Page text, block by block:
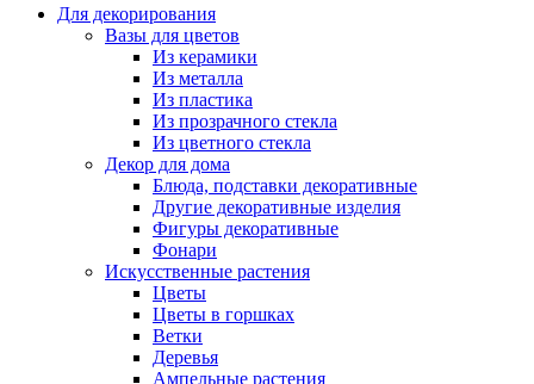
Для декорирования
Вазы для цветов
Из керамики
Из металла
Из пластика
Из прозрачного стекла
Из цветного стекла
Декор для дома
Блюда, подставки декоративные
Другие декоративные изделия
Фигуры декоративные
Фонари
Искусственные растения
Цветы
Цветы в горшках
Ветки
Деревья
Ампельные растения